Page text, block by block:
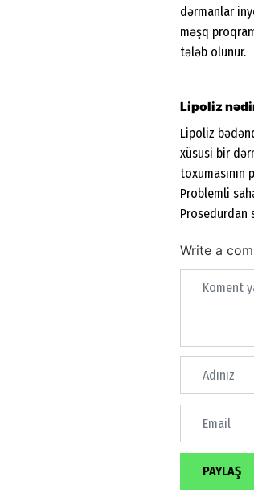
dərmanlar
məşq
tələb olunur.
Lipoliz
Lipoliz
xüsusi bir
Problemli
Prosedurdan
Write a
PAYLAŞ